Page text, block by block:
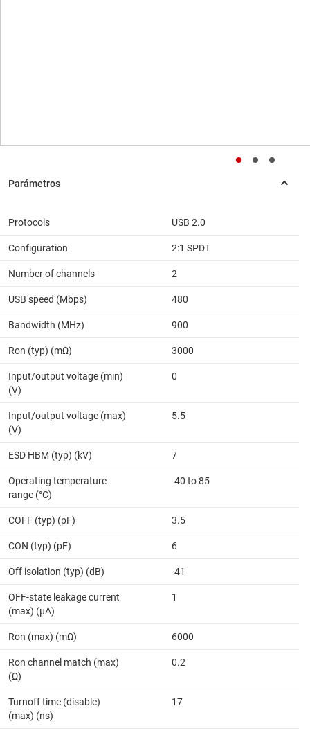
Protocols USB 2.0
Configuration 2:1 SPDT
Number of channels 2
USB speed (Mbps) 480
Bandwidth (MHz) 900
Ron (typ) (mΩ) 3000
Input/output voltage (min)
(V)
0
Input/output voltage (max)
(V)
5.5
ESD HBM (typ) (kV) 7
Operating temperature
range (°C)
-40 to 85
COFF (typ) (pF) 3.5
CON (typ) (pF) 6
Off isolation (typ) (dB) -41
OFF-state leakage current
(max) (µA)
1
Ron (max) (mΩ) 6000
Ron channel match (max)
(Ω)
0.2
Turnoff time (disable)
(max) (ns)
17